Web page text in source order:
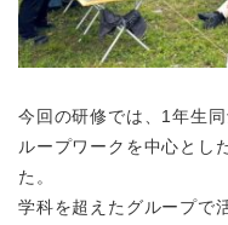
今回の研修では、1年生
ループワークを中心とし
た。
学科を超えたグループで